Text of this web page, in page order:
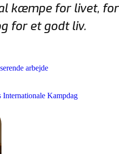
kæmpe for livet, for
for et godt liv.
arbejde
Kampdag